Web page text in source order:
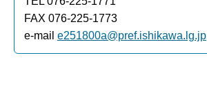
FAX 076-225-1773
e-mail e251800a@pref.ishikawa.lg.jp